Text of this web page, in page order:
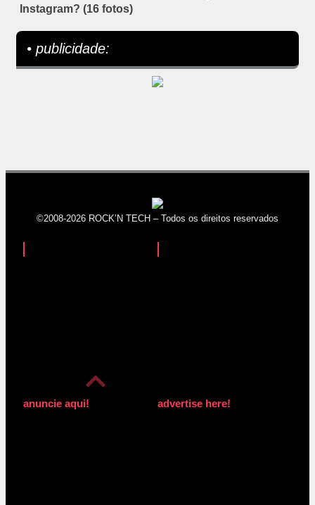
Instagram? (16 fotos)
• publicidade:
©2008-2026 ROCK’N TECH – Todos os direitos reservados
anuncie aqui! advertise here!